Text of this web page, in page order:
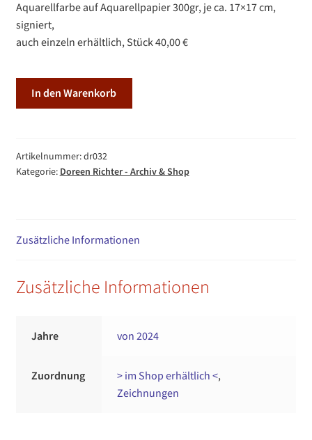
Aquarellfarbe auf Aquarellpapier 300gr, je ca. 17×17 cm,
signiert,
auch einzeln erhältlich, Stück 40,00 €
Wassertropfen
In den Warenkorb
Artikelnummer:dr032
Kategorie: Doreen Richter - Archiv & Shop
Zusätzliche Informationen
Zusätzliche Informationen
Jahre von 2024
Zuordnung > im Shop erhältlich <,
Zeichnungen